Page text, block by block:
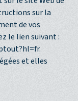
sur la
de vos
le lien suivant :
et elles